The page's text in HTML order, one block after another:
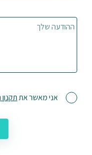
ההודעה שלך
אני מאשר את